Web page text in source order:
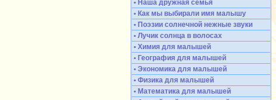
• Наша дружная семья
• Как мы выбирали имя малышу
• Поэзии солнечной нежные звуки
• Лучик солнца в волосах
• Химия для малышей
• География для малышей
• Экономика для малышей
• Физика для малышей
• Математика для малышей